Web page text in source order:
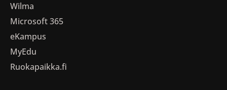
Wilma
Microsoft 365
eKampus
MyEdu
Ruokapaikka.fi